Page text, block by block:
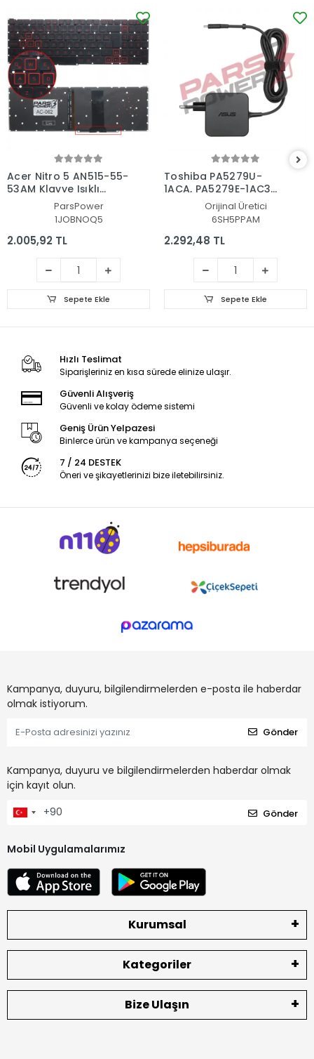
Acer Nitro 5 AN515-55-
53AM Klavye Işıklı
(Siyah TR)ParsPower
1JOBNOQ5
2.005,92 TL
Sepete Ekle
Toshiba PA5279U-
1ACA, PA5279E-1AC3
Adaptör Şarj Aleti-
Orijinal Üretici
6SH5PPAM
2.292,48 TL
Sepete Ekle
Hızlı Teslimat
Siparişleriniz en kısa sürede elinize ulaşır.
Güvenli Alışveriş
Güvenli ve kolay ödeme sistemi
Geniş Ürün Yelpazesi
Binlerce ürün ve kampanya seçeneği
7 / 24 DESTEK
Öneri ve şikayetlerinizi bize iletebilirsiniz.
Kampanya, duyuru, bilgilendirmelerden e-posta ile haberdar
olmak istiyorum.
Gönder
Kampanya, duyuru ve bilgilendirmelerden haberdar olmak
için kayıt olun.
Gönder
Mobil Uygulamalarımız
Kurumsal
Kategoriler
Bize Ulaşın